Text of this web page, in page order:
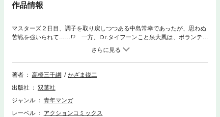
作品情報
マスターズ２日目、調子を取り戻しつつある中島常幸であったが、思わぬ
苦戦を強いられて……!? 一方、Ｄr.タイフーンこと泉大風は、ボランティ
アのエミリィたちが作った薬入りの朝食を食べて、プレイ中に腹をこわし
てしまう。そして池ポチャにもなったタイフーンであったが、結果は意外
にも……!?
著者
高橋三千綱
かざま鋭二
出版社
双葉社
ジャンル
青年マンガ
レーベル
アクションコミックス